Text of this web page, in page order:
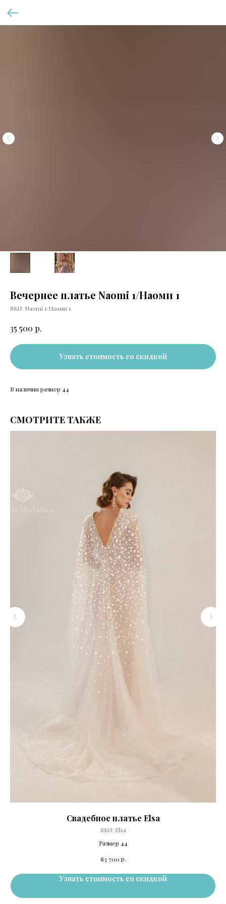
Вечернее платье Naomi 1/Наоми 1
SKU: Naomi 1/Наоми 1
35 500 р.
Узнать стоимость со скидкой
В наличии размер 44
СМОТРИТЕ ТАКЖЕ
Свадебное платье Elsa
SKU: Elsa
Размер 44
83 700 р.
Узнать стоимость со скидкой